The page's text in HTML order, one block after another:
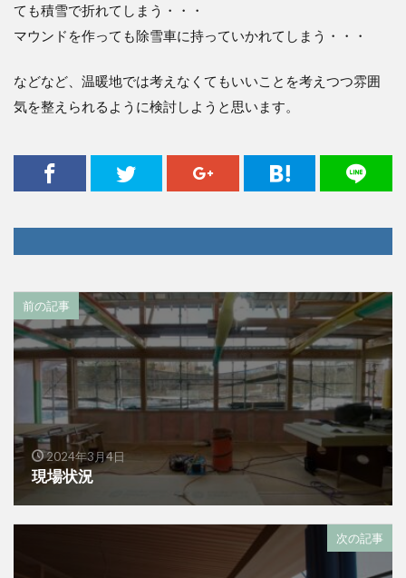
ても積雪で折れてしまう・・・
マウンドを作っても除雪車に持っていかれてしまう・・・
などなど、温暖地では考えなくてもいいことを考えつつ雰囲
気を整えられるように検討しようと思います。
前の記事
2024年3月4日
現場状況
次の記事